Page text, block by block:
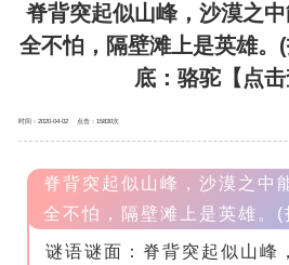
脊背突起似山峰，沙漠之
全不怕，隔壁滩上是英雄。
底：骆驼【点击
时间：2020-04-02 点击：15830次
脊背突起似山峰，沙漠之中
全不怕，隔壁滩上是英雄。(
谜语谜面：脊背突起似山峰